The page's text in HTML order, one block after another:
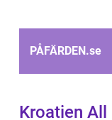
PÅFÄRDEN.se
Kroatien